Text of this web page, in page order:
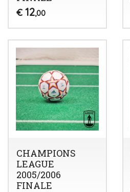
€ 12,00
CHAMPIONS
LEAGUE
2005/2006
FINALE